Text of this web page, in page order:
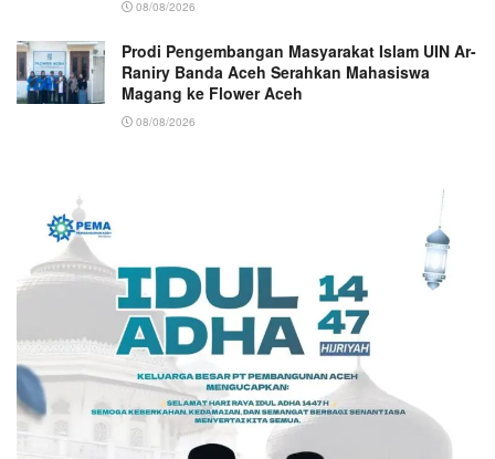
08/08/2026
Prodi Pengembangan Masyarakat Islam UIN Ar-
Raniry Banda Aceh Serahkan Mahasiswa
Magang ke Flower Aceh
08/08/2026